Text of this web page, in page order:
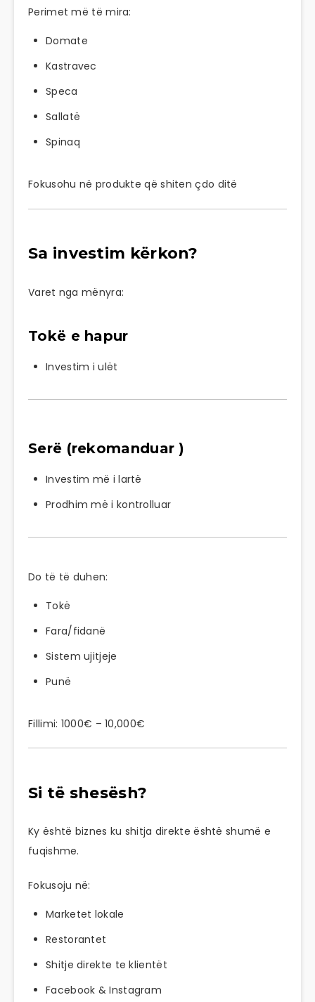
Perimet më të mira:
Domate
Kastravec
Speca
Sallatë
Spinaq
Fokusohu në produkte që shiten çdo ditë
Sa investim kërkon?
Varet nga mënyra:
Tokë e hapur
Investim i ulët
Serë (rekomanduar )
Investim më i lartë
Prodhim më i kontrolluar
Do të të duhen:
Tokë
Fara/fidanë
Sistem ujitjeje
Punë
Fillimi: 1000€ – 10,000€
Si të shesësh?
Ky është biznes ku shitja direkte është shumë e
fuqishme.
Fokusoju në:
Marketet lokale
Restorantet
Shitje direkte te klientët
Facebook & Instagram